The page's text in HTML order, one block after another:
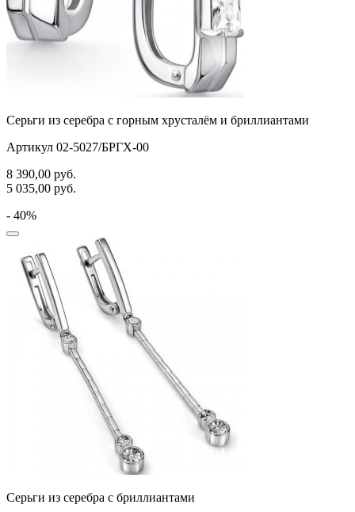
Серьги из серебра с горным хрусталём и бриллиантами
Артикул 02-5027/БРГХ-00
8 390,00 руб.
5 035,00 руб.
- 40%
Серьги из серебра с бриллиантами